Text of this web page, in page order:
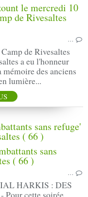
…
de Rivesaltes
a eu l'honneur
des anciens
lumière...
sans refuge'
( 66 )
…
HARKIS : DES
cette soirée